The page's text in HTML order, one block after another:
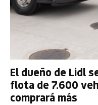
El dueño de Lidl
flota de 7.600
comprará más